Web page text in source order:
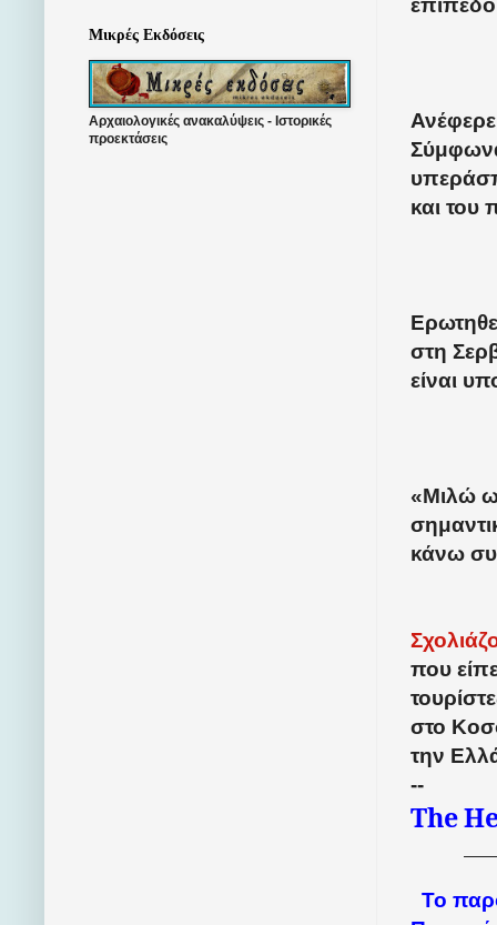
Ανέφερε
και του
στη
είναι
«Μιλώ
κάνω
που
στο
την
--
The
Το
Μικρές Εκδόσεις
Αρχαιολογικές ανακαλύψεις - Ιστορικές
προεκτάσεις